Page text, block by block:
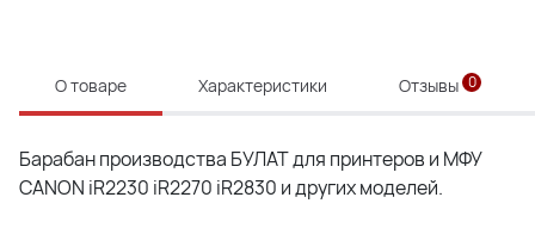
О товаре Характеристики Отзывы 0
Барабан производства БУЛАТ для принтеров и МФУ
CANON iR2230 iR2270 iR2830 и других моделей.